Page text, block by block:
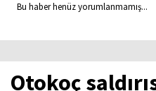
Bu haber henüz yorumlanmamış...
Otokoç